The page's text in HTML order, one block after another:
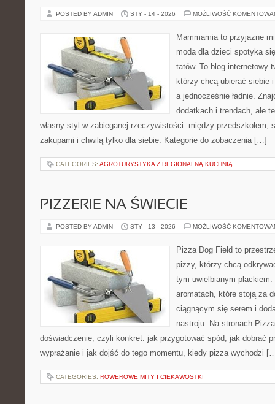
POSTED BY ADMIN STY - 14 - 2026 MOŻLIWOŚĆ
Mammamia to przyjazne
moda dla dzieci spotyka
tatów. To blog internetowy
którzy chcą ubierać siebie
a jednocześnie ładnie.
dodatkach i trendach, ale
własny styl w zabieganej rzeczywistości: między przedszkolem,
zakupami i chwilą tylko dla siebie. Kategorie do zobaczenia […]
CATEGORIES: AGROTURYSTYKA Z REGIONALNĄ KUCHNIĄ
PIZZERIE NA ŚWIECIE
POSTED BY ADMIN STY - 13 - 2026 MOŻLIWOŚĆ
Pizza Dog Field to
pizzy, którzy chcą
tym uwielbianym
aromatach, które stoją za
ciągnącym się serem i
nastroju. Na stronach
doświadczenie, czyli konkret: jak przygotować spód, jak dobrać
wyprażanie i jak dojść do tego momentu, kiedy pizza wychodzi
CATEGORIES: ROWEROWE MITY I CIEKAWOSTKI